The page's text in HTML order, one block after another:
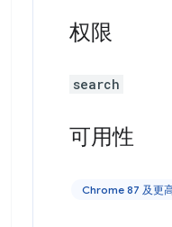
权限
search
可用性
Chrome 87 及更